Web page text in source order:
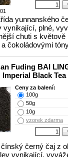
yunnanského
vynikající, plné,
chuti s květově
čokoládovými
Fuding BAI
Imperial Black Tea
Ceny za balení:
100g
50g
10g
vzorek zdarma
černý čaj z
vynikající,